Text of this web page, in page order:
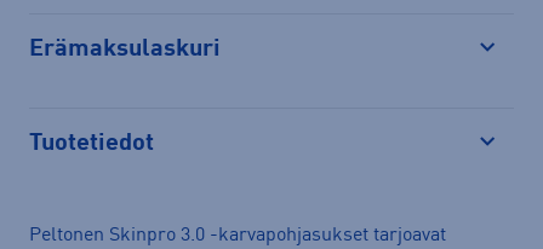
Erämaksulaskuri
Tuotetiedot
Peltonen Skinpro 3.0 -karvapohjasukset tarjoavat